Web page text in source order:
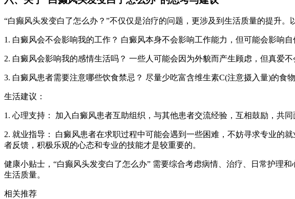
“白癫风头发变白了怎么办？”不仅仅是治疗的问题，更涉及到生活质量的提升。
1. 白癜风会不会影响我的工作？ 白癜风本身不会影响工作能力，但可能会影响
2. 白癜风会影响我的感情生活吗？ 一些人可能会因为外貌而产生顾虑，但真爱
3. 白癜风患者需要注意哪些饮食禁忌？ 尽量少吃富含维生素C(注意摄入量)的食
生活建议：
1. 心理支持： 加入白癜风患者互助组织，与其他患者交流经验，互相鼓励，共
2. 就业指导： 白癜风患者在求职过程中可能会遇到一些困难，不妨寻求专业的
者反馈，积极乐观的心态和专业的技能才是较重要的。
健康小贴士，“白癫风头发变白了怎么办” 需要综合考虑病情、治疗、日常护理
生活质量。
相关推荐